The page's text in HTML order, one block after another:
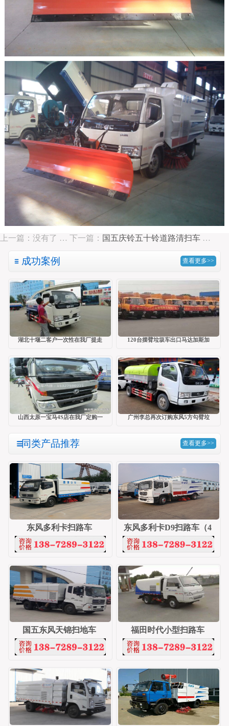
上一篇：没有了 … 下一篇： 国五庆铃五十铃道路清扫车 …
成功案例 查看更多>>
湖北十堰二客户一次性在我厂提走 120台摆臂垃圾车出口马达加斯加
山西太原一宝马4S店在我厂定购一 广州李总再次订购东风5方勾臂垃
同类产品推荐 查看更多>>
东风多利卡扫路车
东风多利卡D9扫路车（4
水/6污
国五东风天锦扫地车 福田时代小型扫路车